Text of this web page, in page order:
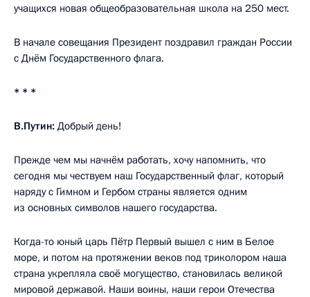
учащихся новая общеобразовательная школа на 250 мест.
В начале совещания Президент поздравил граждан России
с Днём Государственного флага.
* * *
В.Путин: Добрый день!
Прежде чем мы начнём работать, хочу напомнить, что
сегодня мы чествуем наш Государственный флаг, который
наряду с Гимном и Гербом страны является одним
из основных символов нашего государства.
Когда-то юный царь Пётр Первый вышел с ним в Белое
море, и потом на протяжении веков под триколором наша
страна укрепляла своё могущество, становилась великой
мировой державой. Наши воины, наши герои Отечества